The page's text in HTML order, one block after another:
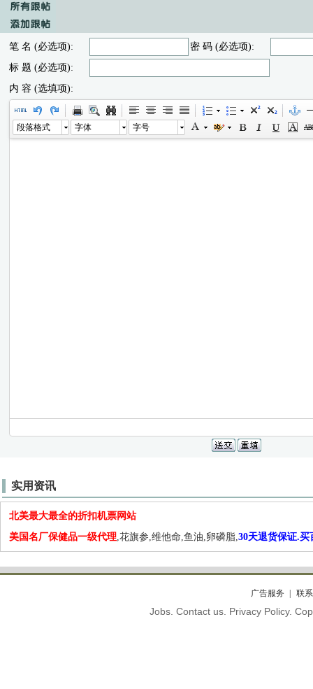
笔 名 (必选项):
密 码 (必选项):
标 题 (必选项):
内 容 (选填项):
段落格式 字体 字号
实用资讯
北美最大最全的折扣机票网站
美国名厂保健品一级代理,花旗参,维他命,鱼油,卵磷脂,30天退货保证.买
广告服务 联
Jobs. Contact us. Privacy Policy.